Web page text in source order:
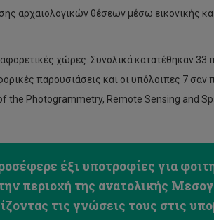
αρχαιολογικών θέσεων μέσω εικονικής
χώρες. Συνολικά κατατέθηκαν 33
παρουσιάσεις και οι υπόλοιπες 7 σαν
the Photogrammetry, Remote Sensing and
έξι υποτροφίες για
περιοχή της ανατολικής
τις γνώσεις τους στις